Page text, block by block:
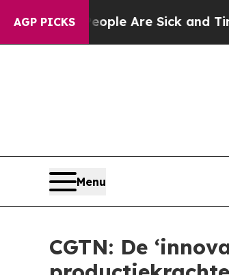
AGP PICKS
“People Are Sick and Tired of
Menu
CGTN: De